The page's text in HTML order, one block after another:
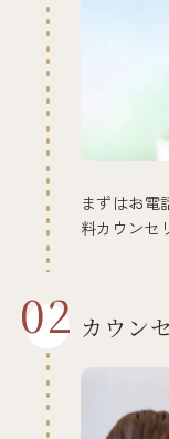
まずはお電
料カウンセ
02 カウン